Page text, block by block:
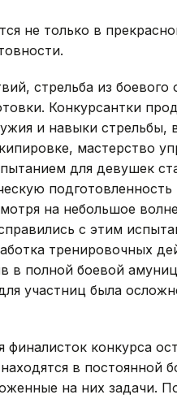
не только в
стрельба из боевого
Конкурсантки
и навыки стрельбы,
мастерство
для девушек
на небольшое
с этим
тренировочных
полной боевой
участниц была
конкурса
в постоянной
на них задачи.